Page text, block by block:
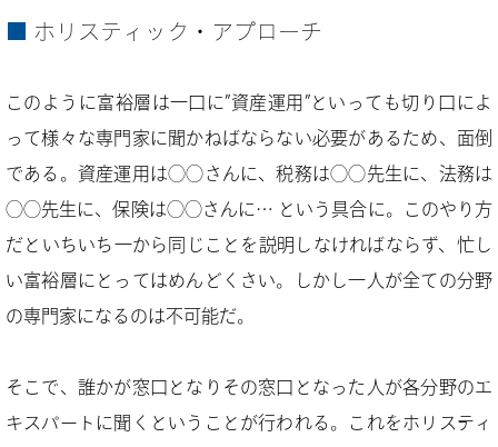
ホリスティック・アプローチ
このように富裕層は一口に”資産運用”といっても切り口によ
って様々な専門家に聞かねばならない必要があるため、面倒
である。資産運用は◯◯さんに、税務は◯◯先生に、法務は
◯◯先生に、保険は◯◯さんに… という具合に。このやり方
だといちいち一から同じことを説明しなければならず、忙し
い富裕層にとってはめんどくさい。しかし一人が全ての分野
の専門家になるのは不可能だ。
そこで、誰かが窓口となりその窓口となった人が各分野のエ
キスパートに聞くということが行われる。これをホリスティ